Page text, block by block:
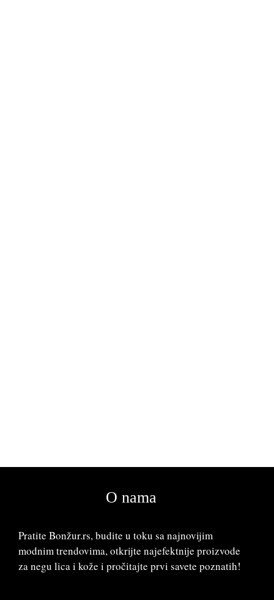
O nama
Pratite Bonžur.rs, budite u toku sa najnovijim
modnim trendovima, otkrijte najefektnije proizvode
za negu lica i kože i pročitajte prvi savete poznatih!